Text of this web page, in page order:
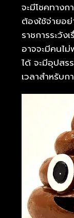
จะมีโชคทาง
ต้องใช้จ่ายอ
ราชการระวั
อาจจะมีคนไ
ได้ จะมีอุปสร
เวลาสำหรับก